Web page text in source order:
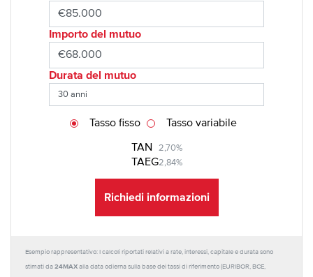
Importo del mutuo
Durata del mutuo
TAN 2,70%
TAEG2,84%
Tasso fisso Tasso variabile
Richiedi informazioni
Esempio rappresentativo: I calcoli riportati relativi a rate, interessi, capitale e durata sono
stimati da 24MAX alla data odierna sulla base dei tassi di riferimento (EURIBOR, BCE,